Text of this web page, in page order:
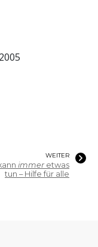
2005
WEITER
immeretwas
tun – Hilfe für alle